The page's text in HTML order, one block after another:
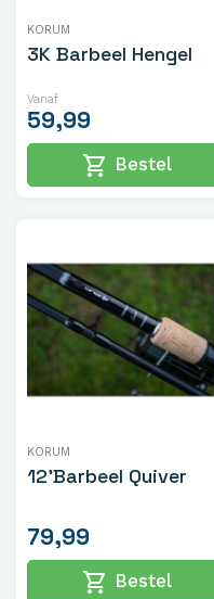
KORUM
3K Barbeel Hengel
Vanaf
59,99
shopping_cart Bestel
KORUM
12'Barbeel Quiver
79,99
shopping_cart Bestel